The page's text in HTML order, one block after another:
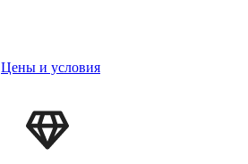
Цены и условия